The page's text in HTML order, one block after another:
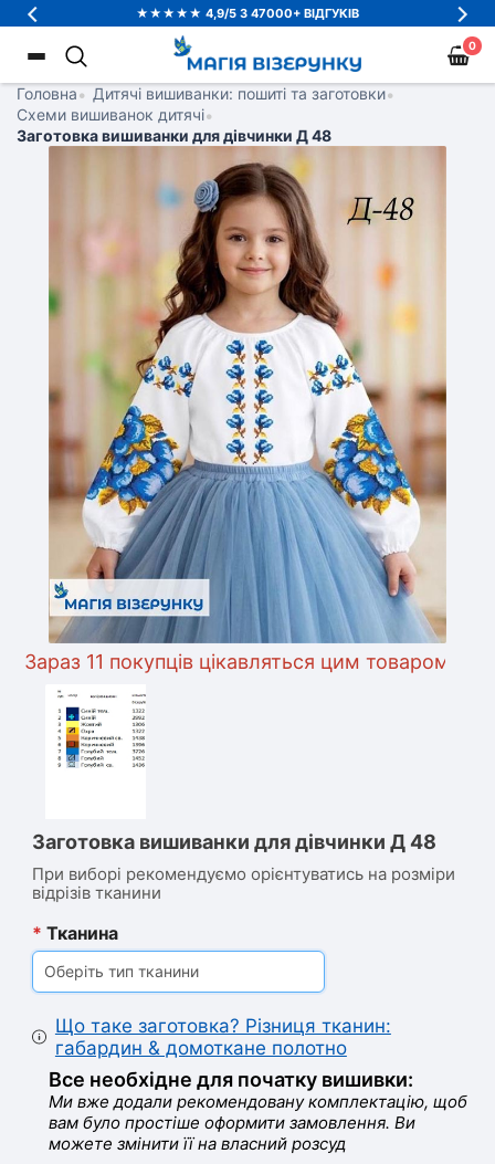
★★★★★ 4,9/5 З 47000+ ВІДГУКІВ
0
Головна• Дитячі вишиванки: пошиті та заготовки•
Схеми вишиванок дитячі•
Заготовка вишиванки для дівчинки Д 48
11 покупців цікавляться цим товаром
Заготовка вишиванки для дівчинки Д 48
При виборі рекомендуємо орієнтуватись на розміри
відрізів тканини
* Тканина
Оберіть тип тканини
Що таке заготовка? Різниця тканин:
габардин & домоткане полотно
Все необхідне для початку вишивки:
Ми вже додали рекомендовану комплектацію, щоб
вам було простіше оформити замовлення. Ви
можете змінити її на власний розсуд